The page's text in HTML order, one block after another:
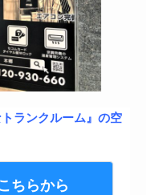
ランクルーム』の空
ちらから